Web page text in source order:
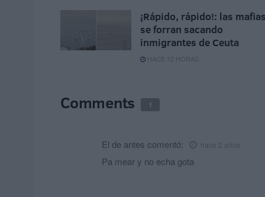
¡Rápido, rápido!: las mafias
se forran sacando
inmigrantes de Ceuta
HACE 12 HORAS
Comments 1
El de antes comentó: hace 2 años
Pa mear y no echa gota